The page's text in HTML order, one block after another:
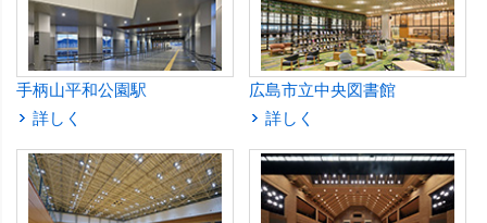
手柄山平和公園駅
詳しく
広島市立中央図書館
詳しく